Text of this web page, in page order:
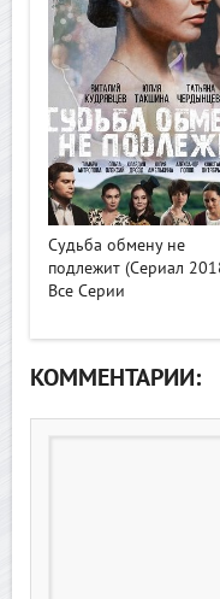
>
Судьба обмену не
подлежит (Сериал
Все Серии
КОММЕНТАРИИ: